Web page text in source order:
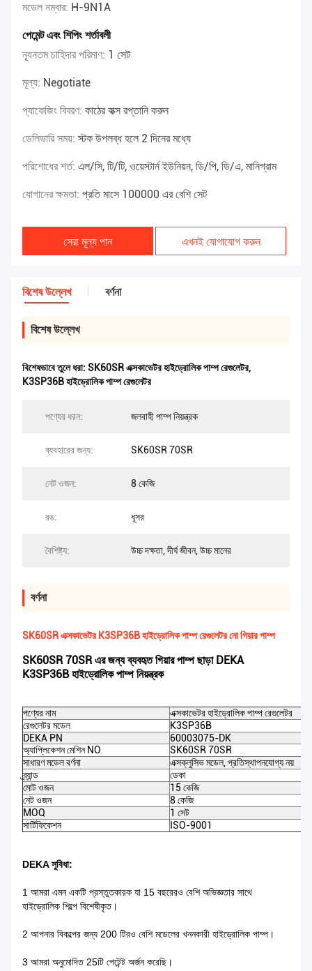
মডেল নম্বার: H-9N1A
পেমেন্ট এবং শিপিং শর্তাবলী
ন্যূনতম চাহিদার পরিমাণ: 1 সেট
মূল্য: Negotiate
প্যাকেজিং বিবরণ: কাঠের বাক্স রপ্তানি করুন
ডেলিভারি সময়:স্টক উপলব্ধ হলে 2 দিনের মধ্যে
পরিশোধের শর্ত: এল/সি, টি/টি, ওয়েস্টার্ন ইউনিয়ন, ডি/পি, ডি/এ, মানিগ্রাম
যোগানের ক্ষমতা: প্রতি মাসে 100000 এর বেশি সেট
সেরা মূল্য পান এখনই যোগাযোগ করুন
বিশেষ উল্লেখ বর্ণনা
বিশেষ উল্লেখ
বিশেষভাবে তুলে ধরা: SK60SR এক্সকাভেটর হাইড্রোলিক পাম্প রেগুলেটর,
K3SP36B হাইড্রোলিক পাম্প রেগুলেটর
পণ্যের ধরন: জলবাহী পাম্প নিয়ন্ত্রক
ব্যবহারের জন্য: SK60SR 70SR
নেট ওজন: 8 কেজি
রঙ: ধূসর
বৈশিষ্ট্য: উচ্চ দক্ষতা, দীর্ঘ জীবন, উচ্চ মানের
বর্ণনা
SK60SR এক্সকাভেটর K3SP36B হাইড্রোলিক পাম্প রেগুলেটর নো গিয়ার পাম্প
SK60SR 70SR এর জন্য ব্যবহৃত গিয়ার পাম্প ছাড়া DEKA
K3SP36B হাইড্রোলিক পাম্প নিয়ন্ত্রক
পণ্যের নাম
এক্সকাভেটর হাইড্রোলিক পাম্প রেগুলেটর
রেগুলেটর মডেল
K3SP36B
DEKA PN
60003075-DK
অ্যাপ্লিকেশন মেশিন NO
SK60SR 70SR
সাধারণ মডেল বর্ণনা
এক্সক্লুসিভ মডেল, প্রতিস্থাপনযোগ্য নয়
ব্র্যান্ড
ডেকা
মোট ওজন
15 কেজি
নেট ওজন
8 কেজি
MOQ
1 সেট
সার্টিফিকেশন
ISO-9001
DEKA সুবিধা:
1 আমরা এমন একটি প্রস্তুতকারক যা 15 বছরেরও বেশি অভিজ্ঞতার সাথে
হাইড্রোলিক শিল্পে বিশেষীকৃত।
2 আপনার বিকল্পের জন্য 200 টিরও বেশি মডেলের খননকারী হাইড্রোলিক পাম্প।
3 আমরা অনুমোদিত 25টি পেটেন্ট অর্জন করেছি।